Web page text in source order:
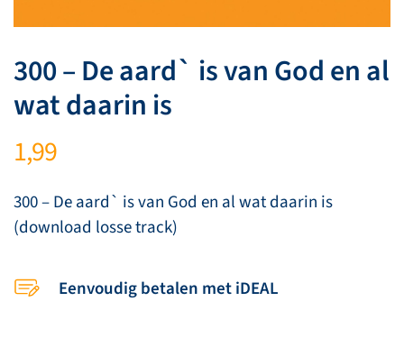
300 – De aard` is van God en al
wat daarin is
1,99
300 – De aard` is van God en al wat daarin is
(download losse track)
Eenvoudig betalen met iDEAL